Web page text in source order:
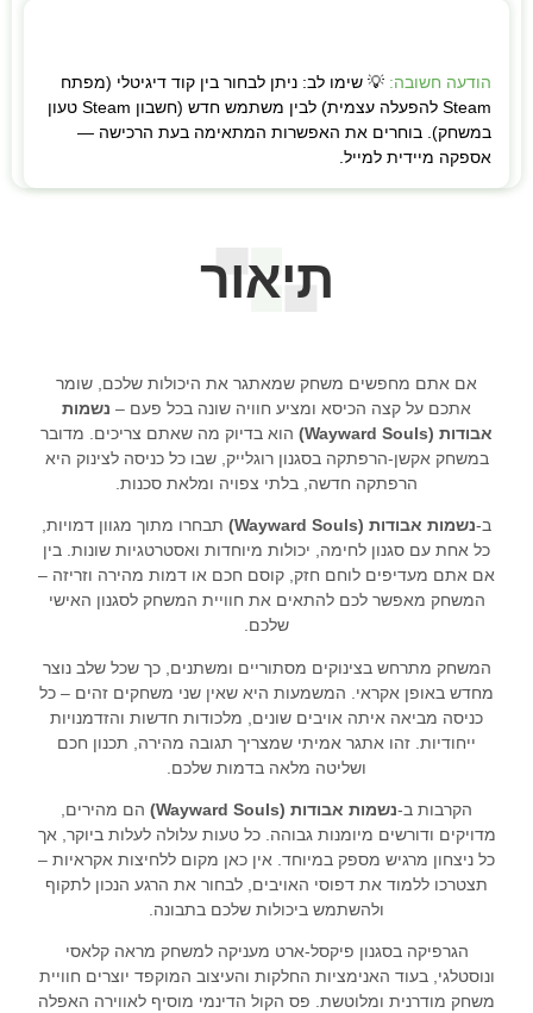
הודעה חשובה: 💡 שימו לב: ניתן לבחור בין קוד דיגיטלי (מפתח
Steam להפעלה עצמית) לבין משתמש חדש (חשבון Steam טעון
במשחק). בוחרים את האפשרות המתאימה בעת הרכישה —
אספקה מיידית למייל.
תיאור
אם אתם מחפשים משחק שמאתגר את היכולות שלכם, שומר
אתכם על קצה הכיסא ומציע חוויה שונה בכל פעם – נשמות
אבודות (Wayward Souls)
הוא בדיוק מה שאתם צריכים. מדובר
במשחק אקשן-הרפתקה בסגנון רוגלייק, שבו כל כניסה לצינוק היא
הרפתקה חדשה, בלתי צפויה ומלאת סכנות.
ב-נשמות אבודות (Wayward Souls)
תבחרו מתוך מגוון דמויות,
כל אחת עם סגנון לחימה, יכולות מיוחדות ואסטרטגיות שונות. בין
אם אתם מעדיפים לוחם חזק, קוסם חכם או דמות מהירה וזריזה –
המשחק מאפשר לכם להתאים את חוויית המשחק לסגנון האישי
שלכם.
המשחק מתרחש בצינוקים מסתוריים ומשתנים, כך שכל שלב נוצר
מחדש באופן אקראי. המשמעות היא שאין שני משחקים זהים – כל
כניסה מביאה איתה אויבים שונים, מלכודות חדשות והזדמנויות
ייחודיות. זהו אתגר אמיתי שמצריך תגובה מהירה, תכנון חכם
ושליטה מלאה בדמות שלכם.
הקרבות ב-נשמות אבודות (Wayward Souls)
הם מהירים,
מדויקים ודורשים מיומנות גבוהה. כל טעות עלולה לעלות ביוקר, אך
כל ניצחון מרגיש מספק במיוחד. אין כאן מקום ללחיצות אקראיות –
תצטרכו ללמוד את דפוסי האויבים, לבחור את הרגע הנכון לתקוף
ולהשתמש ביכולות שלכם בתבונה.
הגרפיקה בסגנון פיקסל-ארט מעניקה למשחק מראה קלאסי
ונוסטלגי, בעוד האנימציות החלקות והעיצוב המוקפד יוצרים חוויית
משחק מודרנית ומלוטשת. פס הקול הדינמי מוסיף לאווירה האפלה